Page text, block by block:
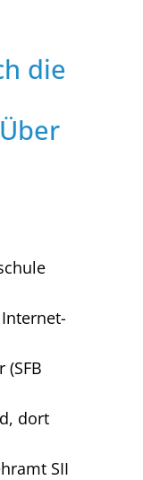
die
(SFB
dort
SII